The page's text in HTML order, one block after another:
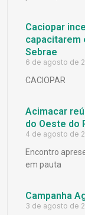
Caciopar
capacitarem
Sebrae
6 de agosto de
CACIOPAR
Acimacar
do Oeste do
4 de agosto de
Encontro
em pauta
Campanha
3 de agosto de